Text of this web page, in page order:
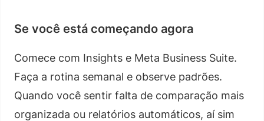
Se você está começando agora
Comece com Insights e Meta Business Suite.
Faça a rotina semanal e observe padrões.
Quando você sentir falta de comparação mais
organizada ou relatórios automáticos, aí sim